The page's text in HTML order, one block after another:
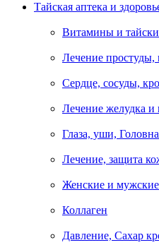
Тайская аптека и
Витамины и
Лечение простуды,
Сердце, сосуды,
Лечение желудка
Глаза, уши,
Лечение, защита
Женские и
Коллаген
Давление, Сахар